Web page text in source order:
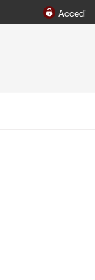
Accedi